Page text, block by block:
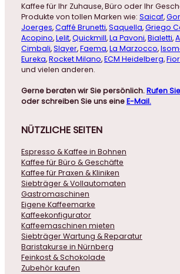
Kaffee für Ihr Zuhause, Büro oder Ihr
Produkte von tollen Marken wie: Saicaf,
Joerges,Caffé Brunetti,Saquella,Griego
Acopino,Lelit,Quickmill,La Pavoni,Bialetti,
Cimbali,Slayer,Faema,La Marzocco,
Eureka,Rocket Milano,ECM Heidelberg,
und vielen anderen.
Gerne beraten wir Sie persönlich.Rufen
oder schreiben Sie uns eineE-Mail.
NÜTZLICHE SEITEN
Espresso & Kaffee in Bohnen
Kaffee für Büro & Geschäfte
Kaffee für Praxen & Kliniken
Siebträger & Vollautomaten
Gastromaschinen
Eigene Kaffeemarke
Kaffeekonfigurator
Kaffeemaschinen mieten
Siebträger Wartung & Reparatur
Baristakurse in Nürnberg
Feinkost & Schokolade
Zubehör kaufen